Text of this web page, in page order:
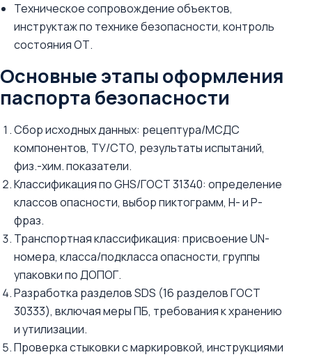
Техническое сопровождение объектов,
инструктаж по технике безопасности, контроль
состояния ОТ.
Основные этапы оформления
паспорта безопасности
Сбор исходных данных: рецептура/МСДС
компонентов, ТУ/СТО, результаты испытаний,
физ.-хим. показатели.
Классификация по GHS/ГОСТ 31340: определение
классов опасности, выбор пиктограмм, H- и P-
фраз.
Транспортная классификация: присвоение UN-
номера, класса/подкласса опасности, группы
упаковки по ДОПОГ.
Разработка разделов SDS (16 разделов ГОСТ
30333), включая меры ПБ, требования к хранению
и утилизации.
Проверка стыковки с маркировкой, инструкциями